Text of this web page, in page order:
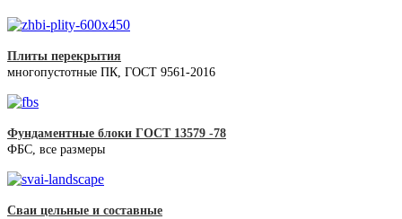
Плиты перекрытия
многопустотные ПК, ГОСТ 9561-2016
Фундаментные блоки ГОСТ 13579 -78
ФБС, все размеры
Сваи цельные и составные